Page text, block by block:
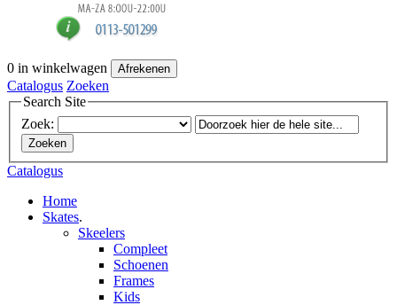
0 in winkelwagen Afrekenen
Catalogus Zoeken
Search Site
Zoek:
Zoeken
Catalogus
Home
Skates.
Skeelers
Compleet
Schoenen
Frames
Kids